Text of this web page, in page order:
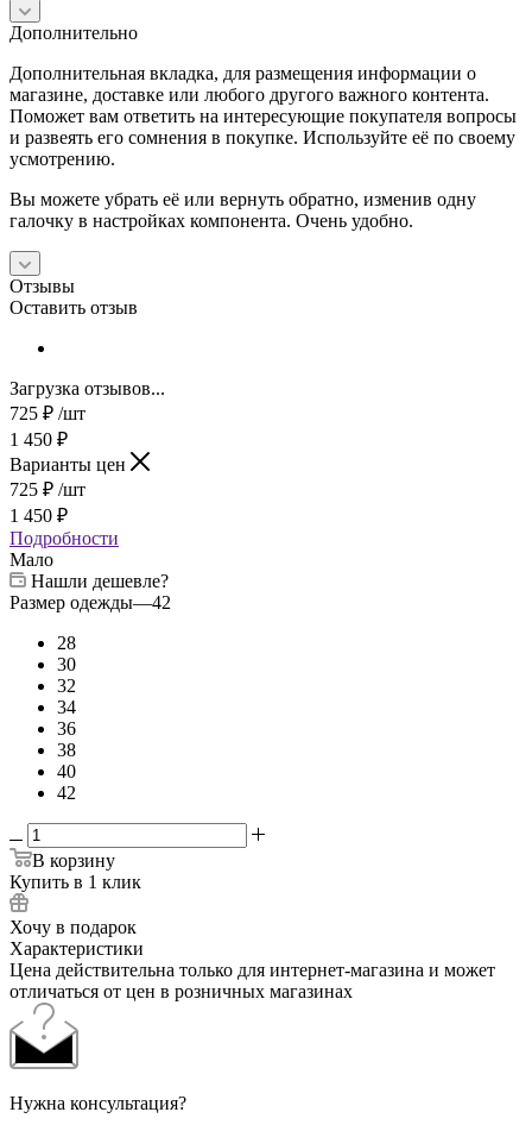
Дополнительно
Дополнительная вкладка, для размещения информации о
магазине, доставке или любого другого важного контента.
Поможет вам ответить на интересующие покупателя вопросы
и развеять его сомнения в покупке. Используйте её по своему
усмотрению.
Вы можете убрать её или вернуть обратно, изменив одну
галочку в настройках компонента. Очень удобно.
Отзывы
Оставить отзыв
Загрузка отзывов...
725 ₽ /шт
1 450 ₽
Варианты цен
725 ₽ /шт
1 450 ₽
Подробности
Мало
Нашли дешевле?
Размер одежды—42
28
30
32
34
36
38
40
42
В корзину
Купить в 1 клик
Хочу в подарок
Характеристики
Цена действительна только для интернет-магазина и может
отличаться от цен в розничных магазинах
Нужна консультация?